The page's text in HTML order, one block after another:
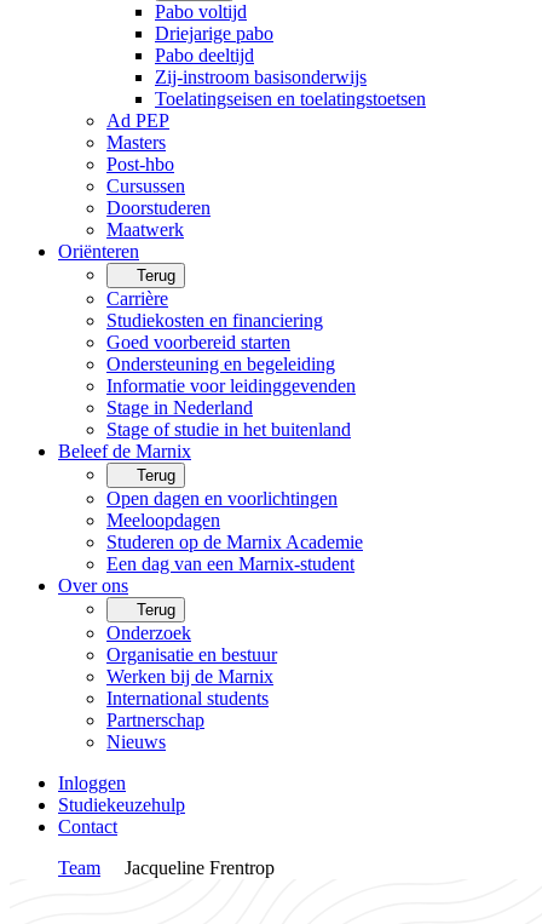
Pabo voltijd
Driejarige pabo
Pabo deeltijd
Zij-instroom basisonderwijs
Toelatingseisen en toelatingstoetsen
Ad PEP
Masters
Post-hbo
Cursussen
Doorstuderen
Maatwerk
Oriënteren
Terug
Carrière
Studiekosten en financiering
Goed voorbereid starten
Ondersteuning en begeleiding
Informatie voor leidinggevenden
Stage in Nederland
Stage of studie in het buitenland
Beleef de Marnix
Terug
Open dagen en voorlichtingen
Meeloopdagen
Studeren op de Marnix Academie
Een dag van een Marnix-student
Over ons
Terug
Onderzoek
Organisatie en bestuur
Werken bij de Marnix
International students
Partnerschap
Nieuws
Inloggen
Studiekeuzehulp
Contact
Team
Jacqueline Frentrop